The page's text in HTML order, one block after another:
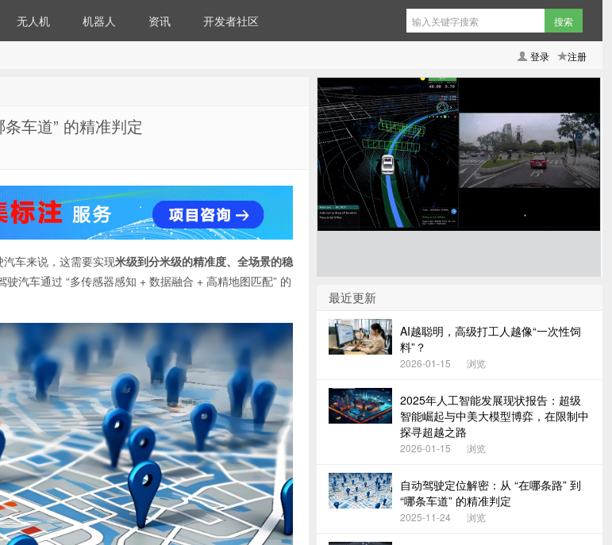
无人机 机器人 资讯 开发者社区
登录 注册
车道” 的精准判定
车来说，这需要实现米级到分米级的精准度、全场景的稳
汽车通过 “多传感器感知 + 数据融合 + 高精地图匹配” 的
最近更新
AI越聪明，高级打工人越像“一次性饲
料”？
2026-01-15 浏览
2025年人工智能发展现状报告：超级
智能崛起与中美大模型博弈，在限制中
探寻超越之路
2026-01-15 浏览
自动驾驶定位解密：从 “在哪条路” 到
“哪条车道” 的精准判定
2025-11-24 浏览